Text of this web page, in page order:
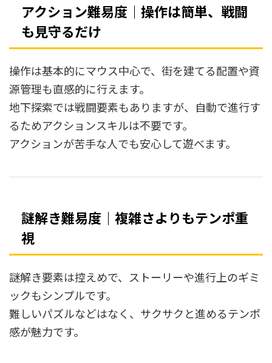
アクション難易度｜操作は簡単、戦闘
も見守るだけ
操作は基本的にマウス中心で、街を建てる配置や資
源管理も直感的に行えます。
地下探索では戦闘要素もありますが、自動で進行す
るためアクションスキルは不要です。
アクションが苦手な人でも安心して遊べます。
謎解き難易度｜複雑さよりもテンポ重
視
謎解き要素は控えめで、ストーリーや進行上のギミ
ックもシンプルです。
難しいパズルなどはなく、サクサクと進めるテンポ
感が魅力です。